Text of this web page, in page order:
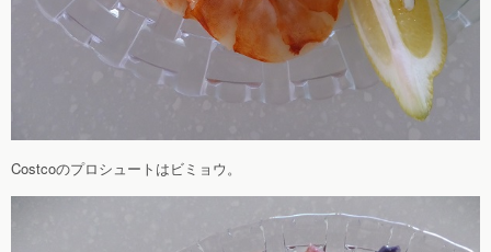
Costcoのプロシュートはビミョウ。